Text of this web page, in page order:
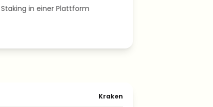
in einer Plattform
Kraken